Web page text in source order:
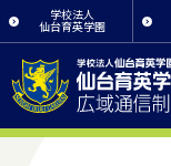
学校法人
仙台育英学園